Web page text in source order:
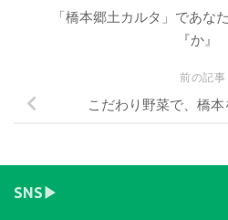
「橋本郷土カルタ」であな
『か』
前の記事
こだわり野菜で、橋本
SNS▶︎